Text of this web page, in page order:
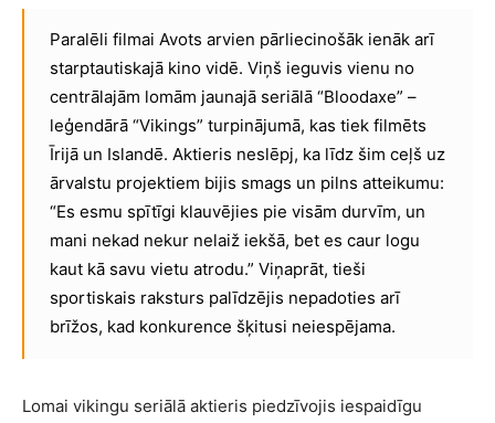
Paralēli filmai Avots arvien pārliecinošāk ienāk arī
starptautiskajā kino vidē. Viņš ieguvis vienu no
centrālajām lomām jaunajā seriālā “Bloodaxe” –
leģendārā “Vikings” turpinājumā, kas tiek filmēts
Īrijā un Islandē. Aktieris neslēpj, ka līdz šim ceļš uz
ārvalstu projektiem bijis smags un pilns atteikumu:
“Es esmu spītīgi klauvējies pie visām durvīm, un
mani nekad nekur nelaiž iekšā, bet es caur logu
kaut kā savu vietu atrodu.” Viņaprāt, tieši
sportiskais raksturs palīdzējis nepadoties arī
brīžos, kad konkurence šķitusi neiespējama.
Lomai vikingu seriālā aktieris piedzīvojis iespaidīgu